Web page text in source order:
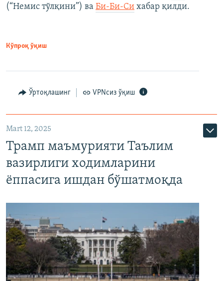
(“Немис тўлқини”) ва Би-Би-Си хабар қилди.
Кўпроқ ўқиш
Ўртоқлашинг VPNсиз ўқиш
Mart 12, 2025
Трамп маъмурияти Таълим
вазирлиги ходимларини
ёппасига ишдан бўшатмоқда